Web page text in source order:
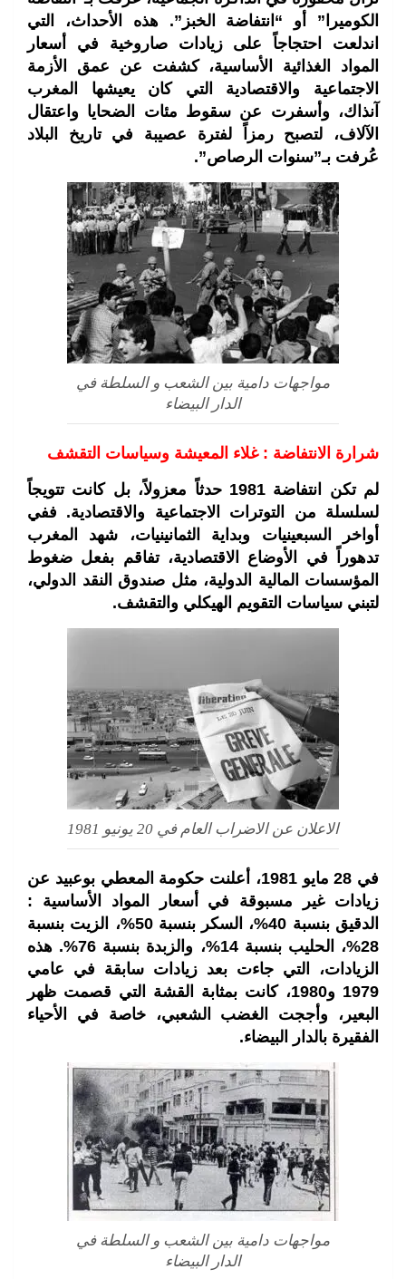
الكوميرا” أو “انتفاضة الخبز”. هذه الأحداث، التي
اندلعت احتجاجاً على زيادات صاروخية في أسعار
المواد الغذائية الأساسية، كشفت عن عمق الأزمة
الاجتماعية والاقتصادية التي كان يعيشها المغرب
آنذاك، وأسفرت عن سقوط مئات الضحايا واعتقال
الآلاف، لتصبح رمزاً لفترة عصيبة في تاريخ البلاد
عُرفت بـ”سنوات الرصاص”.
مواجهات دامية بين الشعب و السلطة في
الدار البيضاء
شرارة الانتفاضة : غلاء المعيشة وسياسات التقشف
لم تكن انتفاضة 1981 حدثاً معزولاً، بل كانت تتويجاً
لسلسلة من التوترات الاجتماعية والاقتصادية. ففي
أواخر السبعينيات وبداية الثمانينيات، شهد المغرب
تدهوراً في الأوضاع الاقتصادية، تفاقم بفعل ضغوط
المؤسسات المالية الدولية، مثل صندوق النقد الدولي،
لتبني سياسات التقويم الهيكلي والتقشف.
الاعلان عن الاضراب العام في 20 يونيو 1981
في 28 مايو 1981، أعلنت حكومة المعطي بوعبيد عن
زيادات غير مسبوقة في أسعار المواد الأساسية :
الدقيق بنسبة 40%، السكر بنسبة 50%، الزيت بنسبة
28%، الحليب بنسبة 14%، والزبدة بنسبة 76%. هذه
الزيادات، التي جاءت بعد زيادات سابقة في عامي
1979 و1980، كانت بمثابة القشة التي قصمت ظهر
البعير، وأججت الغضب الشعبي، خاصة في الأحياء
الفقيرة بالدار البيضاء.
مواجهات دامية بين الشعب و السلطة في
الدار البيضاء